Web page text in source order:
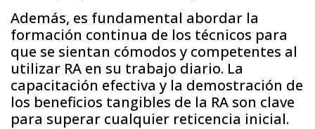
Además, es fundamental abordar la
formación continua de los técnicos para
que se sientan cómodos y competentes al
utilizar RA en su trabajo diario. La
capacitación efectiva y la demostración de
los beneficios tangibles de la RA son clave
para superar cualquier reticencia inicial.